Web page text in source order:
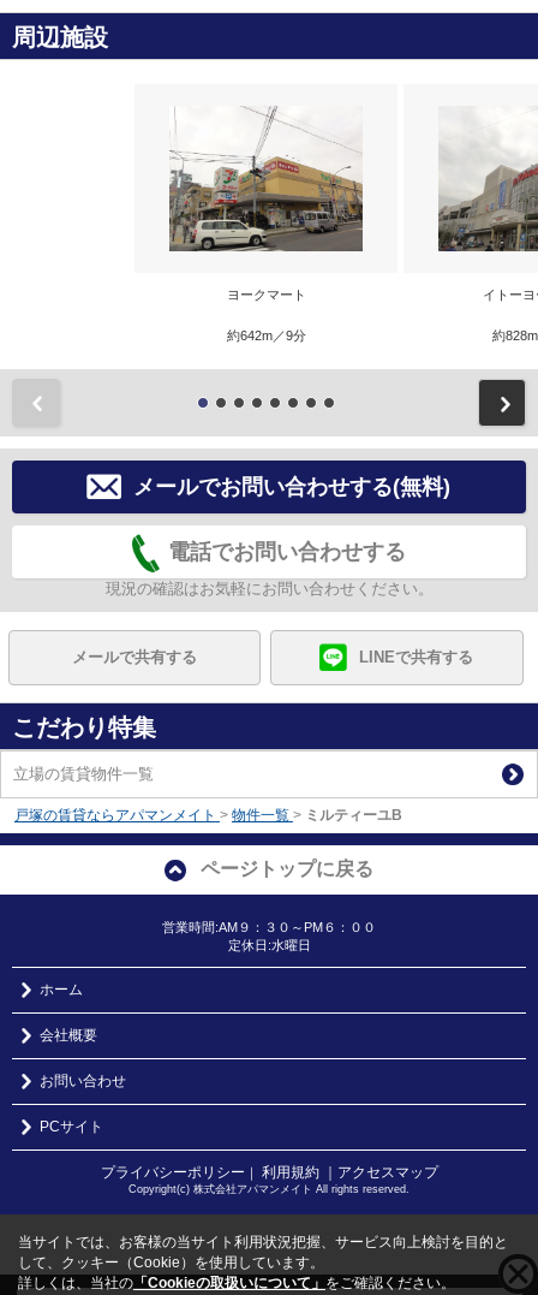
周辺施設
ヨークマート
約642m／9分
イトー
約
メールでお問い合わせする(無料)
電話でお問い合わせする
現況の確認はお気軽にお問い合わせください。
メールで共有する LINEで共有する
こだわり特集
立場の賃貸物件一覧
戸塚の賃貸ならアパマンメイト > 物件一覧 > ミルティーユB
ページトップに戻る
営業時間:AM９：３０～PM６：００
定休日:水曜日
ホーム
会社概要
お問い合わせ
PCサイト
プライバシーポリシー 利用規約 ｜アクセスマップ
Copyright(c) 株式会社アパマンメイト All rights reserved.
当サイトでは、お客様の当サイト利用状況把握、サービス向上検討を目的と
して、クッキー（Cookie）を使用しています。
詳しくは、当社の 「Cookieの取扱いについて」 をご確認ください。